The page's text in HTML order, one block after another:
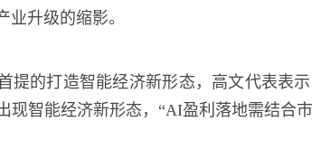
业升级的缩影。
提的打造智能经济新形态，高文代表表
现智能经济新形态，“AI盈利落地需结合